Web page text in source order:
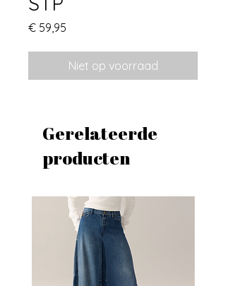
€ 59,95
Niet op voorraad
Gerelateerde
producten